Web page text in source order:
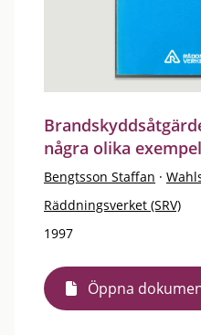
några olika
Bengtsson Staffan ·
Räddningsverket (SRV)
1997
Öppna